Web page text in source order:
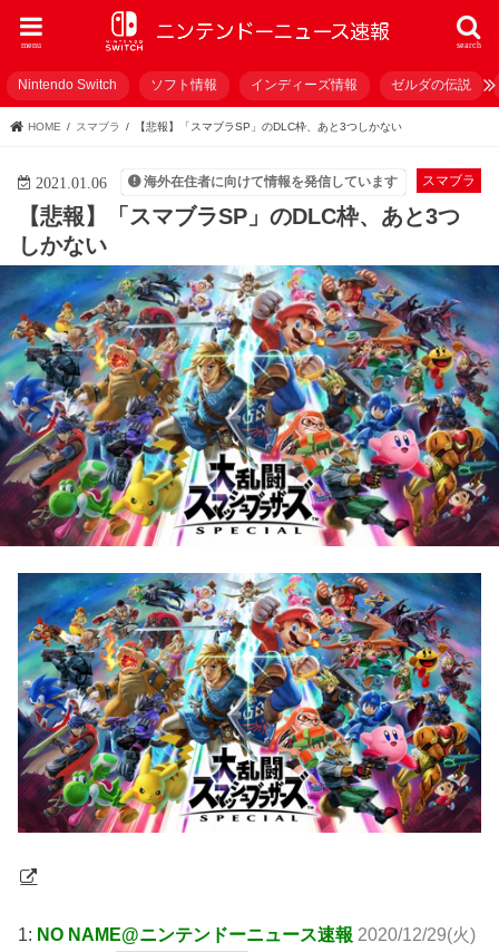
search
menu
Nintendo Switch ソフト情報 インディーズ情報 ゼルダの伝説
HOME スマブラ 【悲報】「スマブラSP」のDLC枠、あと3つしかない
スマブラ
2021.01.06 海外在住者に向けて情報を発信しています
【悲報】「スマブラSP」のDLC枠、あと3つ
しかない
1: NO NAME@ニンテンドーニュース速報 2020/12/29(火)